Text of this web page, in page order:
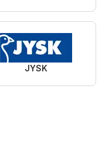
JYSK